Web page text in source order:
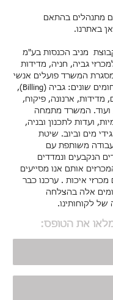
מתנהלים בהתאם
באתרנו.
מניב הכנסות בע"מ
גביה, חניה, מדידות
המשרד פועלים אנשי
מקצוע ומומחים מתחומים שונים: גביה (Billing),
מדידות, ארנונה, פיקוח,
ועוד. המשרד מתמחה
ועדות לתכנון ובניה,
מים וביוב. שיטת
משותפת עם
הנקבעים ונמדדים
אותם אנו מסייעים
איכות . ערכנו כבר
אלה בהצלחה
של לקוחותינו.
את הטופס: